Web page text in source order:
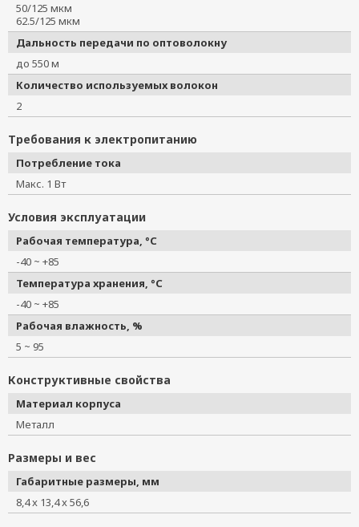
50/125 мкм
62.5/125 мкм
Дальность передачи по оптоволокну
до 550 м
Количество используемых волокон
2
Требования к электропитанию
Потребление тока
Макс. 1 Вт
Условия эксплуатации
Рабочая температура, °C
-40 ~ +85
Температура хранения, °C
-40 ~ +85
Рабочая влажность, %
5 ~ 95
Конструктивные свойства
Материал корпуса
Металл
Размеры и вес
Габаритные размеры, мм
8,4 x 13,4 x 56,6